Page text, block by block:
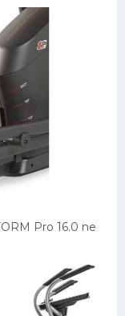
Pro 16.0 ne